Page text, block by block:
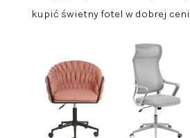
kupić świetny fotel w dobrej